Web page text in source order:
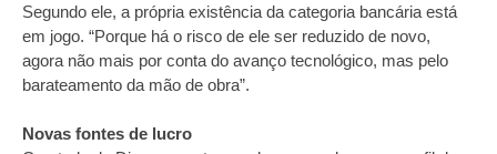
Segundo ele, a própria existência da categoria bancária está
em jogo. “Porque há o risco de ele ser reduzido de novo,
agora não mais por conta do avanço tecnológico, mas pelo
barateamento da mão de obra”.
Novas fontes de lucro